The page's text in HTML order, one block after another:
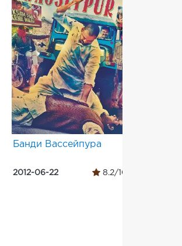
Банди Вассейпура
2012-06-22 8.2/10